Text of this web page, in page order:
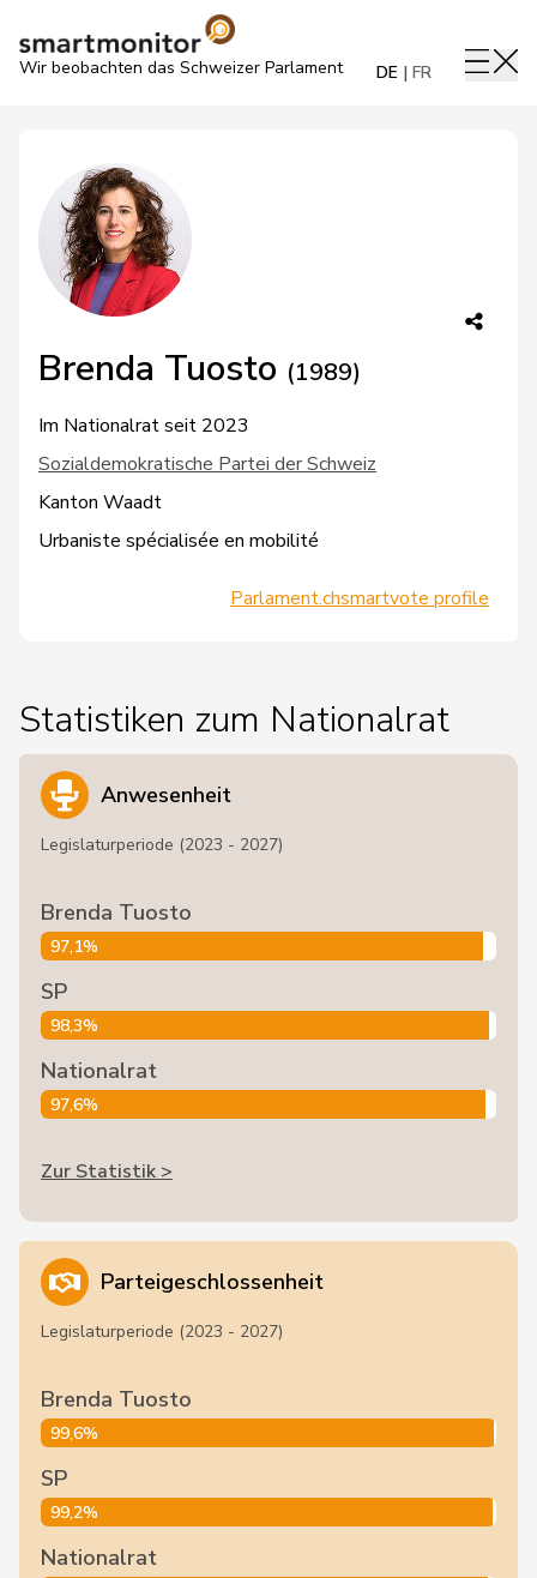
Wir beobachten das Schweizer Parlament DE FR
Brenda Tuosto (1989)
Im Nationalrat seit 2023
Sozialdemokratische Partei der Schweiz
Kanton Waadt
Urbaniste spécialisée en mobilité
Parlament.chsmartvote profile
Statistiken zum Nationalrat
Anwesenheit
Legislaturperiode (2023 - 2027)
Brenda Tuosto
97,1%
SP
98,3%
Nationalrat
97,6%
Zur Statistik >
Parteigeschlossenheit
Legislaturperiode (2023 - 2027)
Brenda Tuosto
99,6%
SP
99,2%
Nationalrat